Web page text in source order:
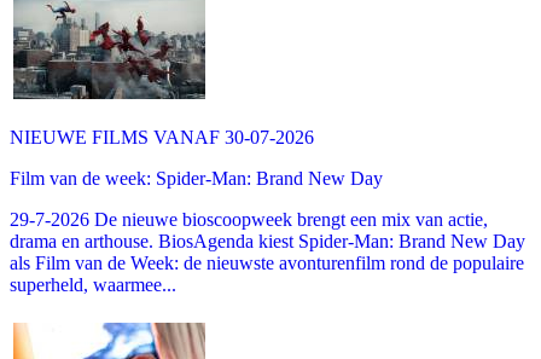
NIEUWE FILMS VANAF 30-07-2026
Film van de week: Spider-Man: Brand New Day
29-7-2026 De nieuwe bioscoopweek brengt een mix van actie,
drama en arthouse. BiosAgenda kiest Spider-Man: Brand New Day
als Film van de Week: de nieuwste avonturenfilm rond de populaire
superheld, waarmee...